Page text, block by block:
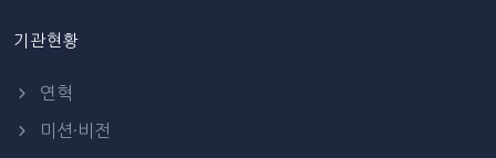
기관현황
연혁
미션·비전